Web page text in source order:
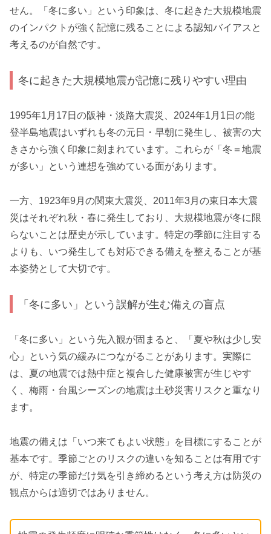
せん。「冬に多い」という印象は、冬に起きた大規模地震
のインパクトが強く記憶に残ることによる認知バイアスと
考えるのが自然です。
冬に起きた大規模地震が記憶に残りやすい理由
1995年1月17日の阪神・淡路大震災、2024年1月1日の能
登半島地震はいずれも冬の元日・早朝に発生し、被害の大
きさから強く印象に刻まれています。これらが「冬＝地震
が多い」という連想を強めている面があります。
一方、1923年9月の関東大震災、2011年3月の東日本大震
災はそれぞれ秋・春に発生しており、大規模地震が冬に限
らないことは歴史が示しています。特定の季節に注目する
よりも、いつ発生しても対応できる備えを整えることが基
本姿勢として大切です。
「冬に多い」という誤解が生む備えの盲点
「冬に多い」という先入観が固まると、「夏や秋は少し安
心」という気の緩みにつながることがあります。実際に
は、夏の地震では熱中症と複合した健康被害が生じやす
く、梅雨・台風シーズンの地震は土砂災害リスクと重なり
ます。
地震の備えは「いつ来てもよい状態」を目標にすることが
基本です。季節ごとのリスクの違いを知ることは有用です
が、特定の季節だけ気を引き締めるという考え方は防災の
観点からは適切ではありません。